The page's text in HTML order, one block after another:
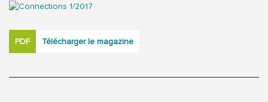
PDF Télécharger le magazine